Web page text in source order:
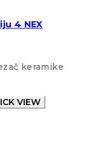
4 NEX
keramike
VIEW